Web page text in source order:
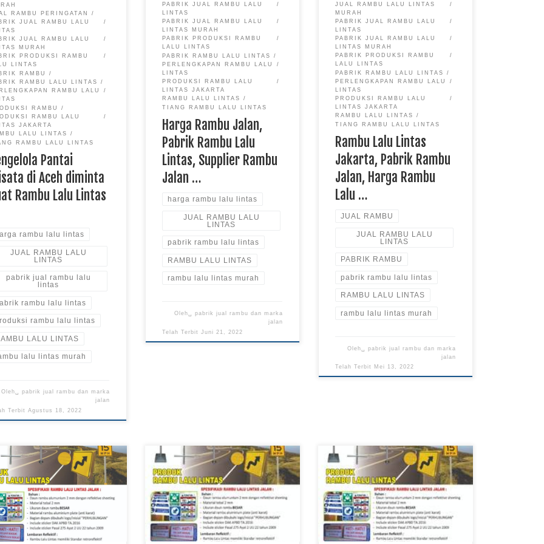
belakangan terdapat
musibah yang […]
RAMBU PERINGATAN
JUAL RAMBU LALU
JUAL RAMBU LALU
MURAH
PRODUKSI RAMBU
LINTAS
RAMBU
RAMBU LALU LINTAS
RAMBU LALU
RAMBU
RAMBU LALU
JAKARTA
LALU LINTAS
RAMBU LALU LINTAS
Pantai
di Aceh diminta
Rambu Lalu Lintas
rambu lalu lintas
JUAL RAMBU LALU
LINTAS
pabrik jual rambu lalu
lintas
rambu lalu lintas
rambu lalu lintas
LALU LINTAS
lalu lintas murah
Oleh␣ pabrik jual rambu dan marka
jalan
TerbitAgustus 18, 2022
PABRIK JUAL RAMBU LALU
LINTAS
PABRIK JUAL RAMBU LALU
LINTAS MURAH
PABRIK PRODUKSI RAMBU
LALU LINTAS
PABRIK RAMBU LALU LINTAS
PERLENGKAPAN RAMBU LALU
LINTAS
PRODUKSI RAMBU LALU
LINTAS JAKARTA
RAMBU LALU LINTAS
TIANG RAMBU LALU LINTAS
Harga Rambu Jalan,
Pabrik Rambu Lalu
Lintas, Supplier Rambu
Jalan …
harga rambu lalu lintas
JUAL RAMBU LALU
LINTAS
pabrik rambu lalu lintas
RAMBU LALU LINTAS
rambu lalu lintas murah
Oleh␣ pabrik jual rambu dan marka
jalan
Telah TerbitJuni 21, 2022
JUAL RAMBU LALU LINTAS
MURAH
PABRIK JUAL RAMBU LALU
LINTAS
PABRIK JUAL RAMBU LALU
LINTAS MURAH
PABRIK PRODUKSI RAMBU
LALU LINTAS
PABRIK RAMBU LALU LINTAS
PERLENGKAPAN RAMBU LALU
LINTAS
PRODUKSI RAMBU LALU
LINTAS JAKARTA
RAMBU LALU LINTAS
TIANG RAMBU LALU LINTAS
Rambu Lalu Lintas
Jakarta, Pabrik Rambu
Jalan, Harga Rambu
Lalu …
JUAL RAMBU
JUAL RAMBU LALU
LINTAS
PABRIK RAMBU
pabrik rambu lalu lintas
RAMBU LALU LINTAS
rambu lalu lintas murah
Oleh␣ pabrik jual rambu dan marka
jalan
Telah Terbit Mei 13, 2022